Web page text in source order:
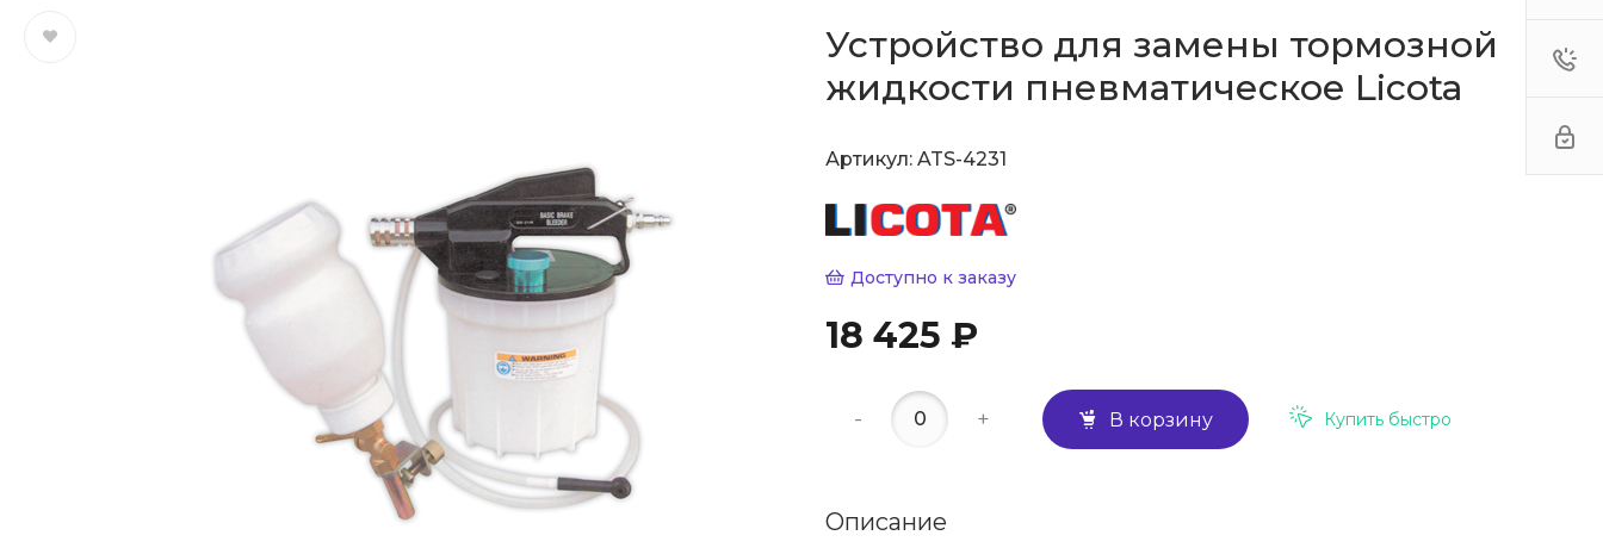
Устройство для замены тормозной
жидкости пневматическое Licota
Артикул: ATS-4231
Доступно к заказу
18 425 ₽
- + В корзину Купить быстро
Описание